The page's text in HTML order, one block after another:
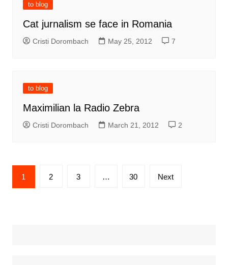
to blog
Cat jurnalism se face in Romania
Cristi Dorombach May 25, 2012 7
to blog
Maximilian la Radio Zebra
Cristi Dorombach March 21, 2012 2
Posts
pagination
1 2 3 … 30 Next